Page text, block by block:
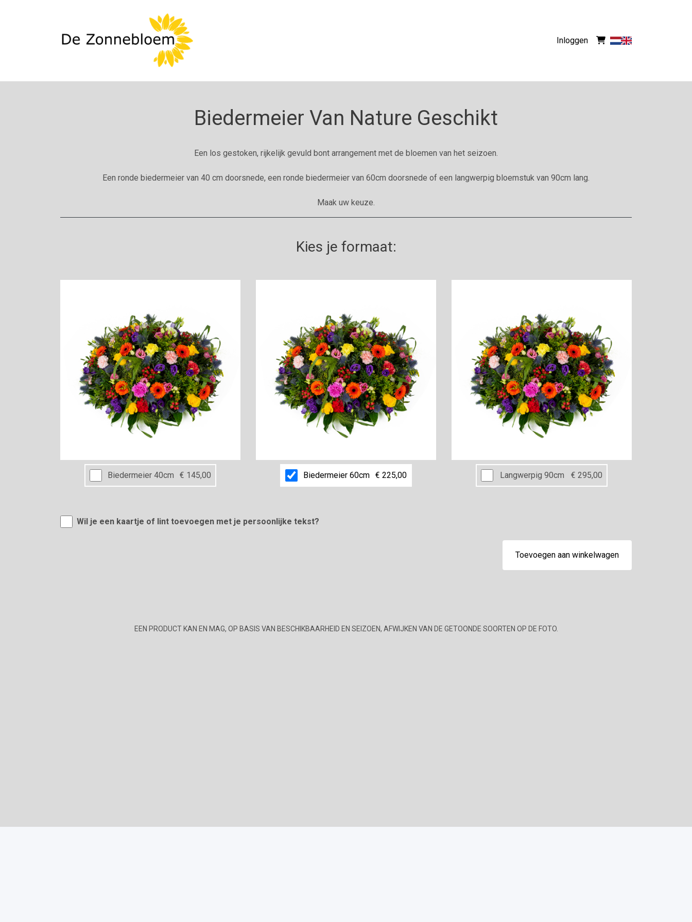
Inloggen
Biedermeier Van Nature Geschikt
Een los gestoken, rijkelijk gevuld bont arrangement met de bloemen van het seizoen.
Een ronde biedermeier van 40 cm doorsnede, een ronde biedermeier van 60cm doorsnede of een langwerpig bloemstuk van 90cm lang.
Maak uw keuze.
Kies je formaat:
Biedermeier 40cm € 145,00 Biedermeier 60cm € 225,00 Langwerpig 90cm € 295,00
Wil je een kaartje of lint toevoegen met je persoonlijke tekst?
Toevoegen aan winkelwagen
EEN PRODUCT KAN EN MAG, OP BASIS VAN BESCHIKBAARHEID EN SEIZOEN, AFWIJKEN VAN DE GETOONDE SOORTEN OP DE FOTO.